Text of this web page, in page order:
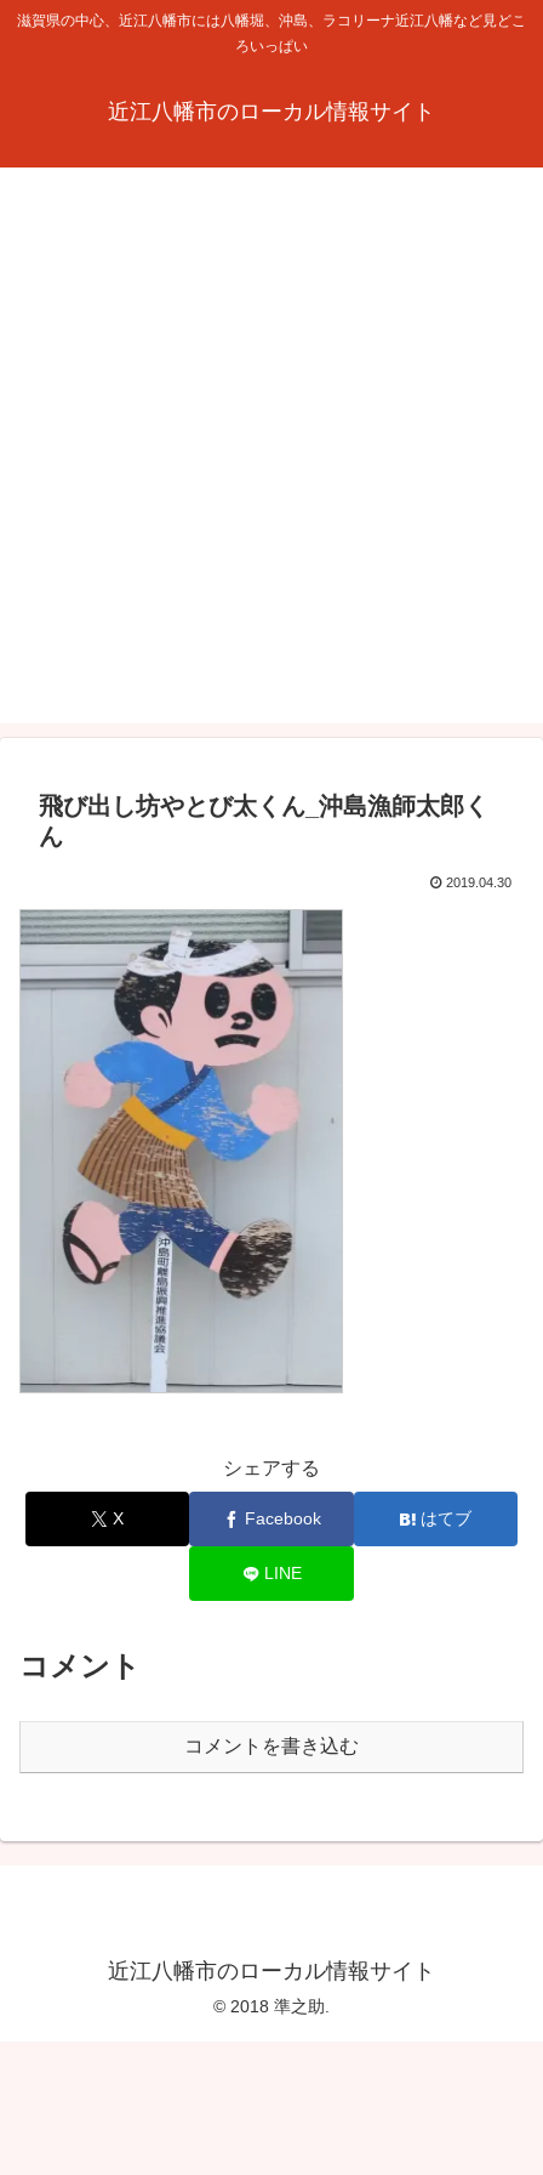
滋賀県の中心、近江八幡市には八幡堀、沖島、ラコリーナ近江八幡など見どこ
ろいっぱい
近江八幡市のローカル情報サイト
飛び出し坊やとび太くん_沖島漁師太郎く
ん
2019.04.30
シェアする
X Facebook はてブ
LINE
コメント
コメントを書き込む
近江八幡市のローカル情報サイト
© 2018 準之助.